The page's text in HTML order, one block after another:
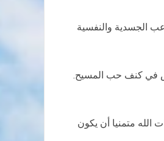
الجسدية والنفسية
في كنف حب المسيح.
الله متمنيا أن يكون